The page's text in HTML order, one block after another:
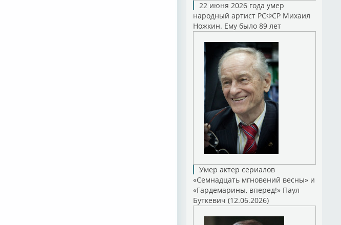
22 июня 2026 года умер
народный артист РСФСР Михаил
Ножкин. Ему было 89 лет
Умер актер сериалов
«Семнадцать мгновений весны» и
«Гардемарины, вперед!» Паул
Буткевич (12.06.2026)